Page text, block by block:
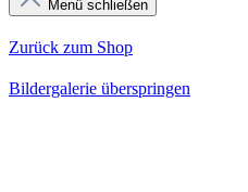
Menü schließen
Zurück zum Shop
Bildergalerie überspringen